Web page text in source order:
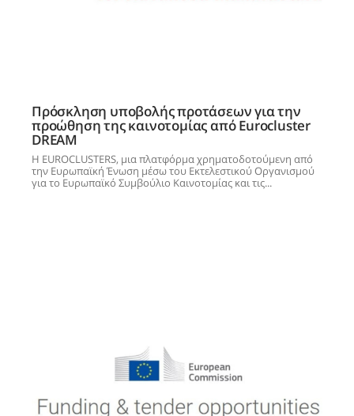
Πρόσκληση υποβολής προτάσεων για την
προώθηση της καινοτομίας από Eurocluster
DREAM
Η EUROCLUSTERS, μια πλατφόρμα χρηματοδοτούμενη από
την Ευρωπαϊκή Ένωση μέσω του Εκτελεστικού Οργανισμού
για το Ευρωπαϊκό Συμβούλιο Καινοτομίας και τις...